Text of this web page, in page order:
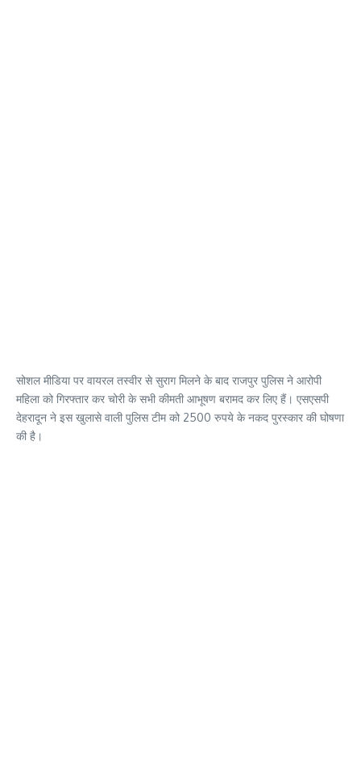
सोशल मीडिया पर वायरल तस्वीर से सुराग मिलने के बाद राजपुर पुलिस ने आरोपी
महिला को गिरफ्तार कर चोरी के सभी कीमती आभूषण बरामद कर लिए हैं। एसएसपी
देहरादून ने इस खुलासे वाली पुलिस टीम को 2500 रुपये के नकद पुरस्कार की घोषणा
की है।